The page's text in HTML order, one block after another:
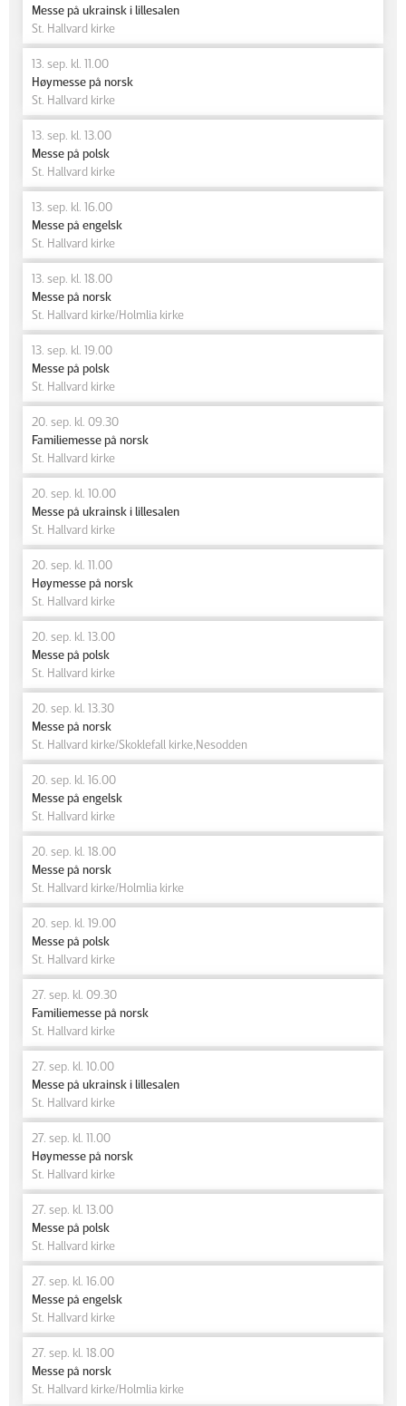
Messe på ukrainsk i lillesalen
St. Hallvard kirke
13. sep. kl. 11.00
Høymesse på norsk
St. Hallvard kirke
13. sep. kl. 13.00
Messe på polsk
St. Hallvard kirke
13. sep. kl. 16.00
Messe på engelsk
St. Hallvard kirke
13. sep. kl. 18.00
Messe på norsk
St. Hallvard kirke/Holmlia kirke
13. sep. kl. 19.00
Messe på polsk
St. Hallvard kirke
20. sep. kl. 09.30
Familiemesse på norsk
St. Hallvard kirke
20. sep. kl. 10.00
Messe på ukrainsk i lillesalen
St. Hallvard kirke
20. sep. kl. 11.00
Høymesse på norsk
St. Hallvard kirke
20. sep. kl. 13.00
Messe på polsk
St. Hallvard kirke
20. sep. kl. 13.30
Messe på norsk
St. Hallvard kirke/Skoklefall kirke,Nesodden
20. sep. kl. 16.00
Messe på engelsk
St. Hallvard kirke
20. sep. kl. 18.00
Messe på norsk
St. Hallvard kirke/Holmlia kirke
20. sep. kl. 19.00
Messe på polsk
St. Hallvard kirke
27. sep. kl. 09.30
Familiemesse på norsk
St. Hallvard kirke
27. sep. kl. 10.00
Messe på ukrainsk i lillesalen
St. Hallvard kirke
27. sep. kl. 11.00
Høymesse på norsk
St. Hallvard kirke
27. sep. kl. 13.00
Messe på polsk
St. Hallvard kirke
27. sep. kl. 16.00
Messe på engelsk
St. Hallvard kirke
27. sep. kl. 18.00
Messe på norsk
St. Hallvard kirke/Holmlia kirke